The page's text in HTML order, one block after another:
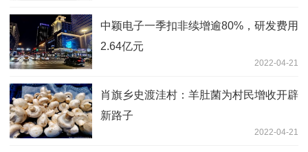
中颖电子一季扣非续增逾80%，研发费用
2.64亿元
2022-04-21
肖旗乡史渡洼村：羊肚菌为村民增收开辟
新路子
2022-04-21